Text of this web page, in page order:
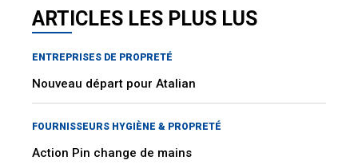
ARTICLES LES PLUS LUS
ENTREPRISES DE PROPRETÉ
Nouveau départ pour Atalian
FOURNISSEURS HYGIÈNE & PROPRETÉ
Action Pin change de mains